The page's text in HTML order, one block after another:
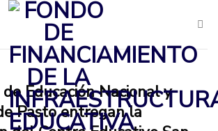
Educación Nacional y
Pasto entregan la